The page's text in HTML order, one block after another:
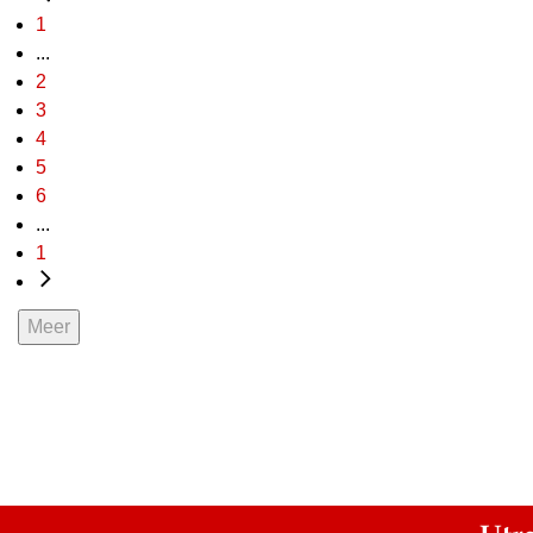
1
...
2
3
4
5
6
...
1
Meer